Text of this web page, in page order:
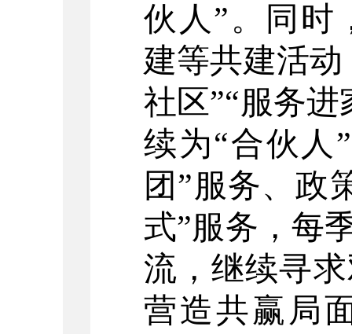
伙人 ”。同时
建等共建活动
社区”“服务进
续为“合伙人 ”
团”服务、政
式”服务，每
流，继续寻
营造共赢局